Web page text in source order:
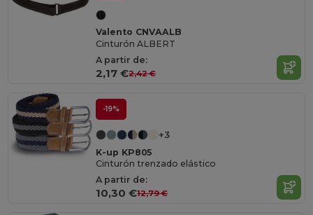
Valento CNVAALB
Cinturón ALBERT
A partir de:
2,17 €2,42 €
-19%
+3
K-up KP805
Cinturón trenzado elástico
A partir de:
10,30 €12,79 €